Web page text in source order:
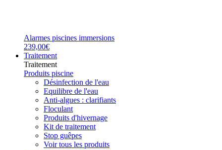
Alarmes piscines immersions
239,00€
Traitement
Traitement
Produits piscine
Désinfection de l'eau
Equilibre de l'eau
Anti-algues : clarifiants
Floculant
Produits d'hivernage
Kit de traitement
Stop guêpes
Voir tous les produits